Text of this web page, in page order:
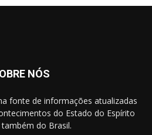
NÓS
fonte de informações atualizadas
do Estado do Espírito
do Brasil.